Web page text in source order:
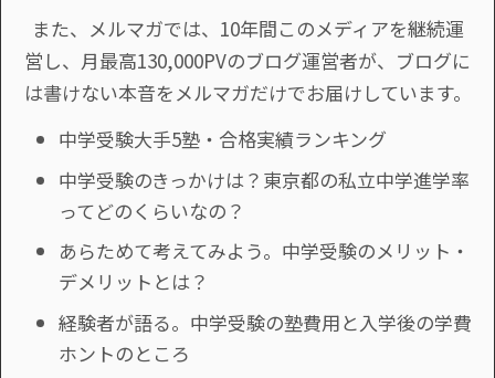
また、メルマガでは、10年間このメディアを継続運
営し、月最高130,000PVのブログ運営者が、ブログに
は書けない本音をメルマガだけでお届けしています。
中学受験大手5塾・合格実績ランキング
中学受験のきっかけは？東京都の私立中学進学率
ってどのくらいなの？
あらためて考えてみよう。中学受験のメリット・
デメリットとは？
経験者が語る。中学受験の塾費用と入学後の学費
ホントのところ